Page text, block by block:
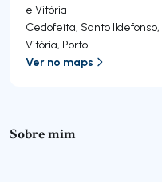
Sobre mim
e Vitória
Cedofeita, Santo
Vitória, Porto
Ver no maps